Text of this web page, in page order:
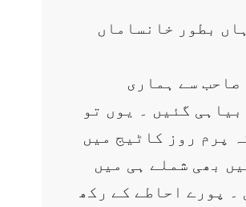
کی طرف سے آئی تھی ، نومبر 47ءمیں آکر ہمارے ہاں بطور خانساماں
سے ہماری
گئیں ۔ یوں تو
پرم روز کاٹیج میں
بھی شملے ہی میں
۔ پورے احاطے کے رکھ